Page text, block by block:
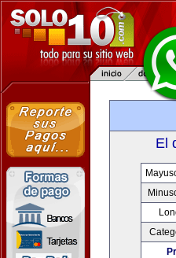
El